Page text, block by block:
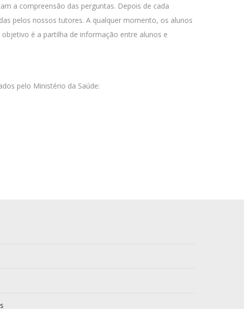
a compreensão das perguntas. Depois de cada
pelos nossos tutores. A qualquer momento, os alunos
é a partilha de informação entre alunos e
pelo Ministério da Saúde: